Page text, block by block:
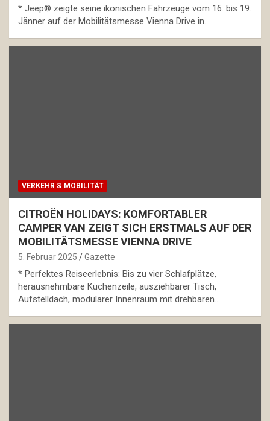
* Jeep® zeigte seine ikonischen Fahrzeuge vom 16. bis 19.
Jänner auf der Mobilitätsmesse Vienna Drive in…
VERKEHR & MOBILITÄT
CITROËN HOLIDAYS: KOMFORTABLER
CAMPER VAN ZEIGT SICH ERSTMALS AUF DER
MOBILITÄTSMESSE VIENNA DRIVE
5. Februar 2025 Gazette
* Perfektes Reiseerlebnis: Bis zu vier Schlafplätze,
herausnehmbare Küchenzeile, ausziehbarer Tisch,
Aufstelldach, modularer Innenraum mit drehbaren…